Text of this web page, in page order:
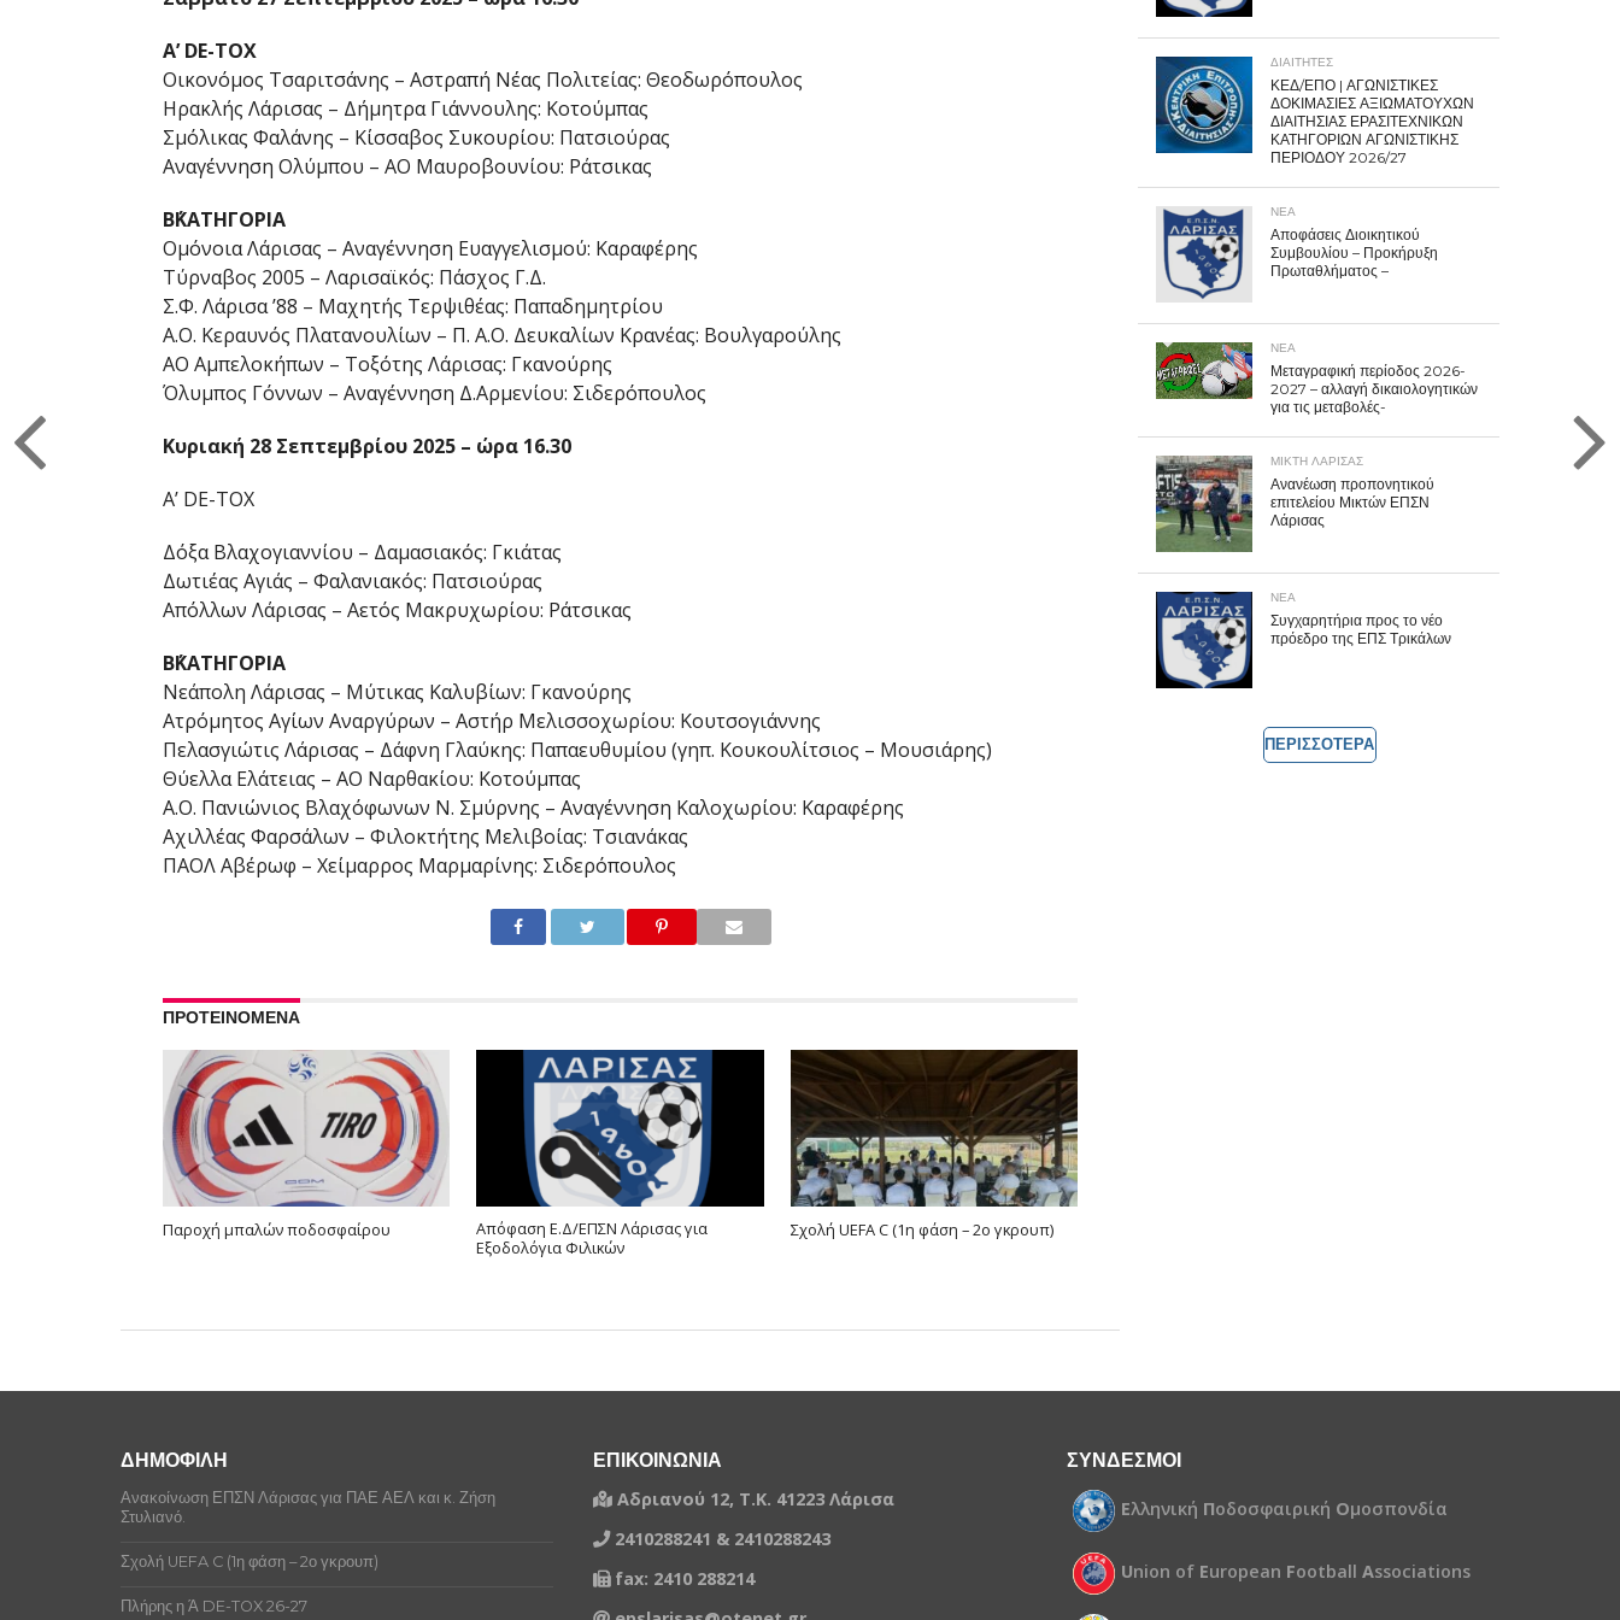
Α’ DE-TOX
Οικονόμος Τσαριτσάνης – Αστραπή Νέας Πολιτείας: Θεοδωρόπουλος
Ηρακλής Λάρισας – Δήμητρα Γιάννουλης: Κοτούμπας
Σμόλικας Φαλάνης – Κίσσαβος Συκουρίου: Πατσιούρας
Αναγέννηση Ολύμπου – ΑΟ Μαυροβουνίου: Ράτσικας
Β΄ΚΑΤΗΓΟΡΙΑ
Ομόνοια Λάρισας – Αναγέννηση Ευαγγελισμού: Καραφέρης
Τύρναβος 2005 – Λαρισαϊκός: Πάσχος Γ.Δ.
Σ.Φ. Λάρισα ’88 – Μαχητής Τερψιθέας: Παπαδημητρίου
Α.Ο. Κεραυνός Πλατανουλίων – Π. Α.Ο. Δευκαλίων Κρανέας: Βουλγαρούλης
ΑΟ Αμπελοκήπων – Τοξότης Λάρισας: Γκανούρης
Όλυμπος Γόννων – Αναγέννηση Δ.Αρμενίου: Σιδερόπουλος
Kυριακή 28 Σεπτεμβρίου 2025 – ώρα 16.30
Α’ DE-TOX
Δόξα Βλαχογιαννίου – Δαμασιακός: Γκιάτας
Δωτιέας Αγιάς – Φαλανιακός: Πατσιούρας
Απόλλων Λάρισας – Αετός Μακρυχωρίου: Ράτσικας
Β΄ΚΑΤΗΓΟΡΙΑ
Νεάπολη Λάρισας – Μύτικας Καλυβίων: Γκανούρης
Ατρόμητος Αγίων Αναργύρων – Αστήρ Μελισσοχωρίου: Κουτσογιάννης
Πελασγιώτις Λάρισας – Δάφνη Γλαύκης: Παπαευθυμίου (γηπ. Κουκουλίτσιος – Μουσιάρης)
Θύελλα Ελάτειας – ΑΟ Ναρθακίου: Κοτούμπας
Α.Ο. Πανιώνιος Βλαχόφωνων Ν. Σμύρνης – Αναγέννηση Καλοχωρίου: Καραφέρης
Αχιλλέας Φαρσάλων – Φιλοκτήτης Μελιβοίας: Τσιανάκας
ΠΑΟΛ Αβέρωφ – Χείμαρρος Μαρμαρίνης: Σιδερόπουλος
ΠΡΟΤΕΙΝΟΜΕΝΑ
Παροχή μπαλών ποδοσφαίρου
Απόφαση Ε.Δ/ΕΠΣΝ Λάρισας για
Εξοδολόγια Φιλικών
Σχολή UEFA C (1η φάση – 2ο γκρουπ)
ΔΙΑΙΤΗΤΕΣ
ΚΕΔ/ΕΠΟ | ΑΓΩΝΙΣΤΙΚΕΣ
ΔΟΚΙΜΑΣΙΕΣ ΑΞΙΩΜΑΤΟΥΧΩΝ
ΔΙΑΙΤΗΣΙΑΣ ΕΡΑΣΙΤΕΧΝΙΚΩΝ
ΚΑΤΗΓΟΡΙΩΝ ΑΓΩΝΙΣΤΙΚΗΣ
ΠΕΡΙΟΔΟΥ 2026/27
ΝΕΑ
Αποφάσεις Διοικητικού
Συμβουλίου – Προκήρυξη
Πρωταθλήματος –
ΝΕΑ
Μεταγραφική περίοδος 2026-
2027 – αλλαγή δικαιολογητικών
για τις μεταβολές-
ΜΙΚΤΗ ΛΑΡΙΣΑΣ
Ανανέωση προπονητικού
επιτελείου Μικτών ΕΠΣΝ
Λάρισας
ΝΕΑ
Συγχαρητήρια προς το νέο
πρόεδρο της ΕΠΣ Τρικάλων
ΠΕΡΙΣΣΟΤΕΡΑ
ΔΗΜΟΦΙΛΗ
Ανακοίνωση ΕΠΣΝ Λάρισας για ΠΑΕ ΑΕΛ και κ. Ζήση
Στυλιανό.
Σχολή UEFA C (1η φάση – 2ο γκρουπ)
Πλήρης η Ά DE-TOX 26-27
ΕΠΙΚΟΙΝΩΝΙΑ
Αδριανού 12, Τ.Κ. 41223 Λάρισα
2410288241 & 2410288243
fax: 2410 288214
ΣΥΝΔΕΣΜΟΙ
Ελληνική Ποδοσφαιρική Ομοσπονδία
Union of European Football Associations